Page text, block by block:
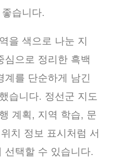
습니다.
을 색으로 나눈 지
심으로 정리한 흑백
계를 단순하게 남긴
습니다. 정선군 지도
계획, 지역 학습, 문
치 정보 표시처럼 서
선택할 수 있습니다.